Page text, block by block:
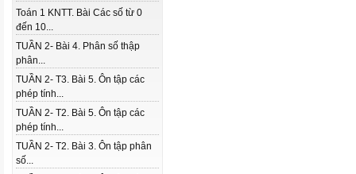
Toán 1 KNTT. Bài Các số từ 0
đến 10...
TUẦN 2- Bài 4. Phân số thập
phân...
TUẦN 2- T3. Bài 5. Ôn tập các
phép tính...
TUẦN 2- T2. Bài 5. Ôn tập các
phép tính...
TUẦN 2- T2. Bài 3. Ôn tập phân
số...